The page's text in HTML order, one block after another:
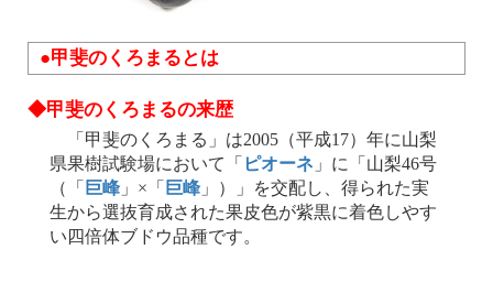
●甲斐のくろまるとは
◆甲斐のくろまるの来歴
「甲斐のくろまる」は2005（平成17）年に山梨
県果樹試験場において「 ピオーネ 」に「山梨46号
（「 巨峰 」×「 巨峰 」）」を交配し、得られた実
生から選抜育成された果皮色が紫黒に着色しやす
い四倍体ブドウ品種です。